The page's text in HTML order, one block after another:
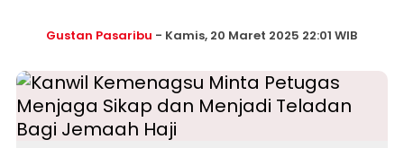
Gustan Pasaribu - Kamis, 20 Maret 2025 22:01 WIB